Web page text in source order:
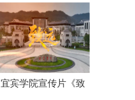
传片发布
宜宾学院宣传片《致